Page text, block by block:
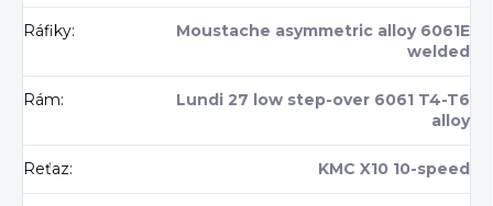
Ráfiky:
Moustache asymmetric alloy 6061E
welded
Rám:
Lundi 27 low step-over 6061 T4-T6
alloy
Reťaz: KMC X10 10-speed